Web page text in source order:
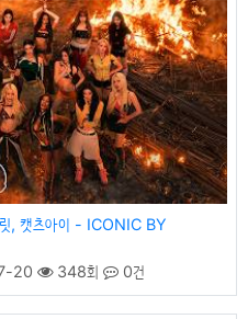
릿, 캣츠아이 - ICONIC BY
20 348회 0건